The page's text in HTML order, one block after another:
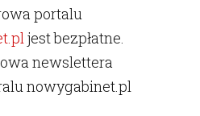
portalu
jest bezpłatne.
newslettera
nowygabinet.pl